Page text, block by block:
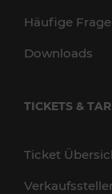
Häufige
Downloads
TICKETS &
Ticket